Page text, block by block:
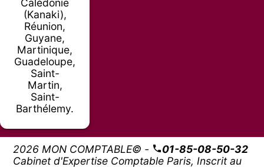
Calédonie
(Kanaki),
Réunion,
Guyane,
Martinique,
Guadeloupe,
Saint-
Martin,
Saint-
Barthélemy.
2026 MON COMPTABLE© -
01-85-08-50-32
Cabinet d'Expertise Comptable Paris, Inscrit au